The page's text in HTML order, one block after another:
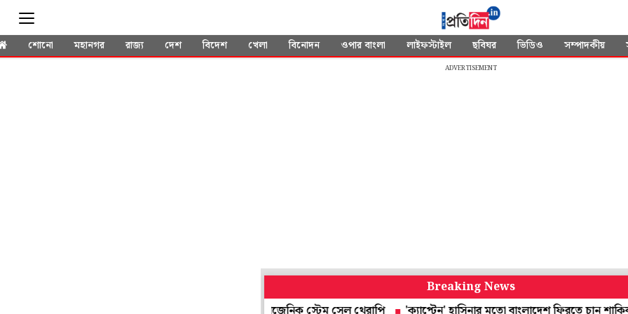
শোনো মহানগর রাজ্য দেশ বিদেশ খেলা বিনোদন ওপার বাংলা লাইফস্টাইল ছবিঘর ভিডিও সম্পাদকীয়
ADVERTISEMENT
Breaking News